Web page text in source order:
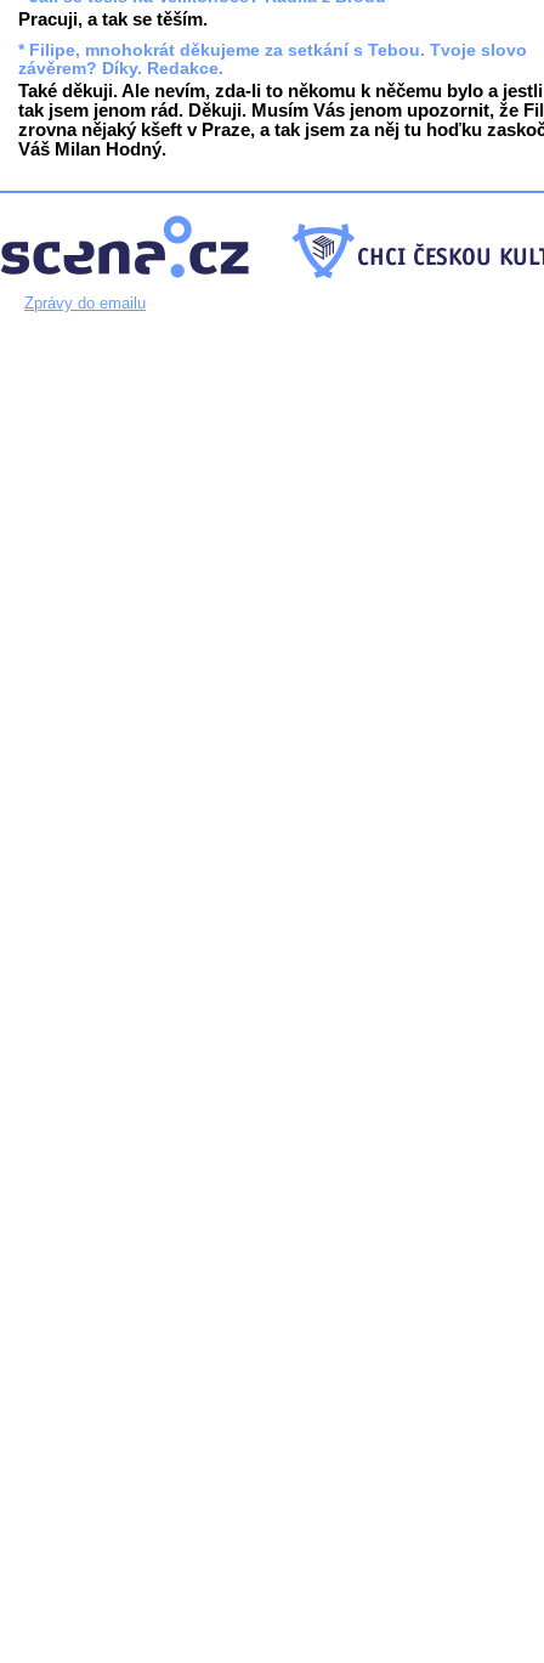
Pracuji, a tak se těším.
* Filipe, mnohokrát děkujeme za setkání s Tebou. Tvoje slovo
závěrem? Díky. Redakce.
Také děkuji. Ale nevím, zda-li to někomu k něčemu bylo a
tak jsem jenom rád. Děkuji. Musím Vás jenom upozornit, že
zrovna nějaký kšeft v Praze, a tak jsem za něj tu hoďku
Váš Milan Hodný.
Zprávy do emailu